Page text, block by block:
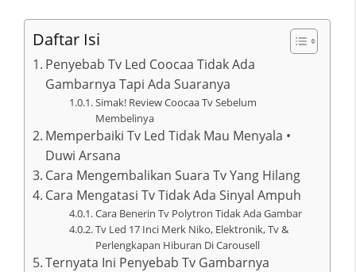
Daftar Isi
Penyebab Tv Led Coocaa Tidak Ada
Gambarnya Tapi Ada Suaranya
Simak! Review Coocaa Tv Sebelum
Membelinya
Memperbaiki Tv Led Tidak Mau Menyala •
Duwi Arsana
Cara Mengembalikan Suara Tv Yang Hilang
Cara Mengatasi Tv Tidak Ada Sinyal Ampuh
Cara Benerin Tv Polytron Tidak Ada Gambar
Tv Led 17 Inci Merk Niko, Elektronik, Tv &
Perlengkapan Hiburan Di Carousell
Ternyata Ini Penyebab Tv Gambarnya